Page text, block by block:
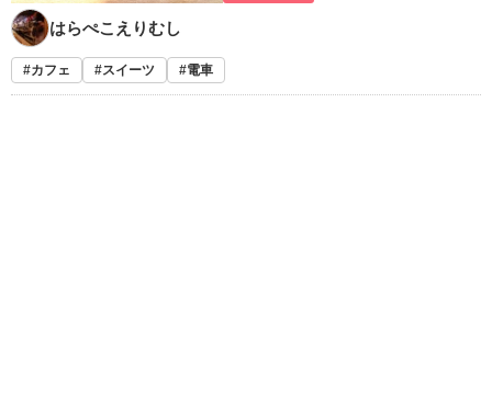
はらぺこえりむし
カフェ スイーツ 電車